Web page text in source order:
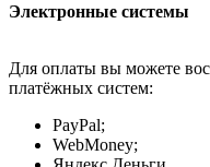
Электронные системы
Для оплаты вы можете
платёжных систем:
PayPal;
WebMoney;